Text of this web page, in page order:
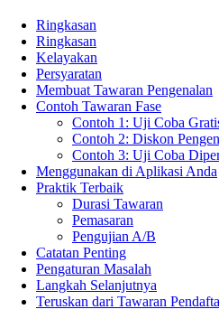
Ringkasan
Ringkasan
Kelayakan
Persyaratan
Membuat Tawaran Pengenalan
Contoh Tawaran Fase
Contoh 1: Uji Coba
Contoh 2: Diskon
Contoh 3: Uji Coba
Menggunakan di Aplikasi Anda
Praktik Terbaik
Durasi Tawaran
Pemasaran
Pengujian A/B
Catatan Penting
Pengaturan Masalah
Langkah Selanjutnya
Teruskan dari Tawaran